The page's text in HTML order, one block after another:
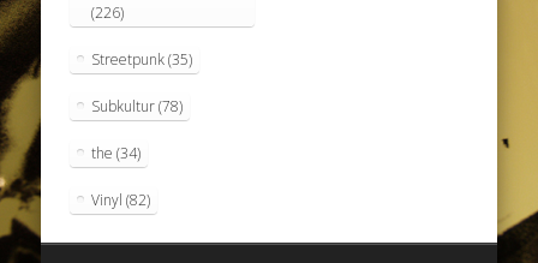
(226)
Streetpunk(35)
Subkultur(78)
the (34)
Vinyl (82)